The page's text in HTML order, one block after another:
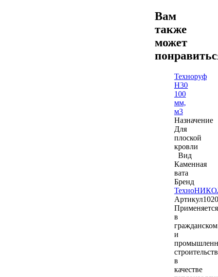
Вам
также
может
Техноруф
Н30
100
мм,
м3
Назначение
Для
плоской
кровли
Вид
Каменная
вата
Бренд
Артикул
Применяется
в
гражданском
и
в
качестве